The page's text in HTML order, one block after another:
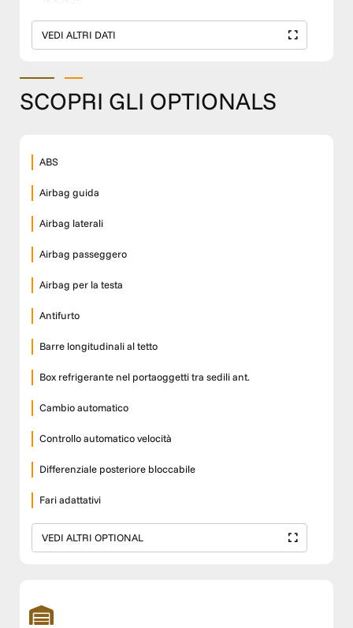
VEDI ALTRI DATI
SCOPRI GLI OPTIONALS
ABS
Airbag guida
Airbag laterali
Airbag passeggero
Airbag per la testa
Antifurto
Barre longitudinali al tetto
Box refrigerante nel portaoggetti tra sedili ant.
Cambio automatico
Controllo automatico velocità
Differenziale posteriore bloccabile
Fari adattativi
VEDI ALTRI OPTIONAL